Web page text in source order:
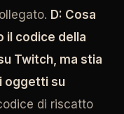
D: Cosa
il codice della
Twitch, ma stia
oggetti su
di riscatto